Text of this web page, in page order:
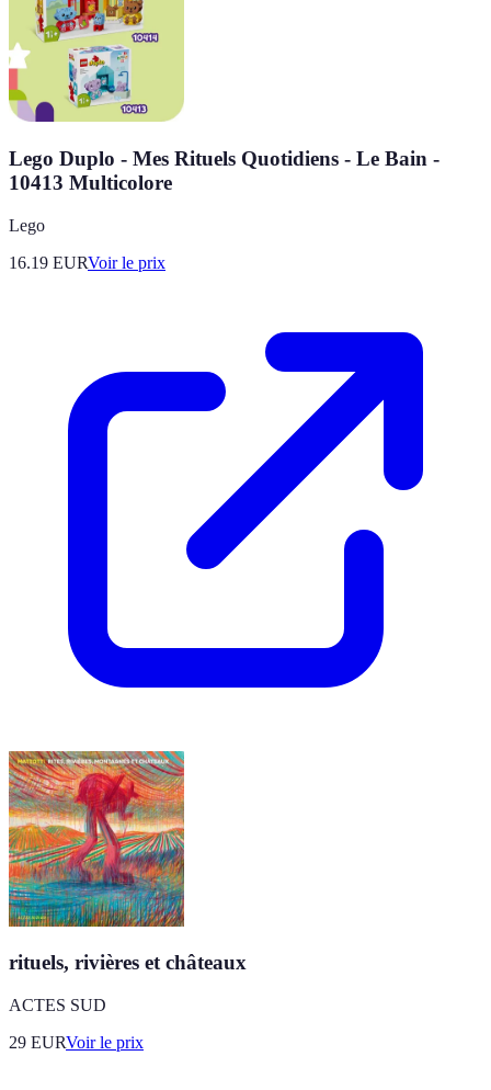
Lego Duplo - Mes Rituels Quotidiens - Le Bain -
10413 Multicolore
Lego
16.19 EURVoir le prix
rituels, rivières et châteaux
ACTES SUD
29 EURVoir le prix